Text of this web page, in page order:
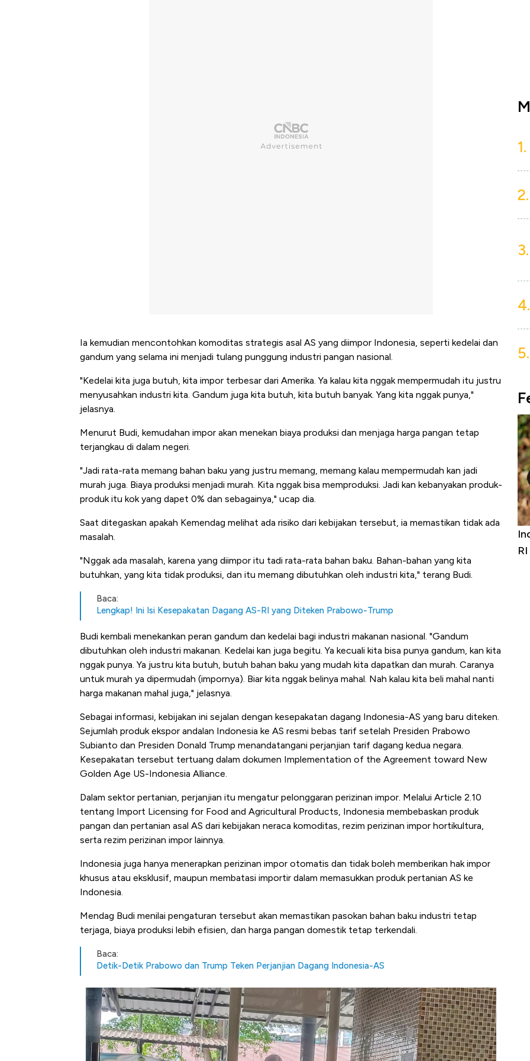
Ia kemudian mencontohkan komoditas strategis asal AS yang diimpor Indonesia, seperti kedelai dan
gandum yang selama ini menjadi tulang punggung industri pangan nasional.
"Kedelai kita juga butuh, kita impor terbesar dari Amerika. Ya kalau kita nggak mempermudah itu justru
menyusahkan industri kita. Gandum juga kita butuh, kita butuh banyak. Yang kita nggak punya,"
jelasnya.
Menurut Budi, kemudahan impor akan menekan biaya produksi dan menjaga harga pangan tetap
terjangkau di dalam negeri.
"Jadi rata-rata memang bahan baku yang justru memang, memang kalau mempermudah kan jadi
murah juga. Biaya produksi menjadi murah. Kita nggak bisa memproduksi. Jadi kan kebanyakan produk-
produk itu kok yang dapet 0% dan sebagainya," ucap dia.
Saat ditegaskan apakah Kemendag melihat ada risiko dari kebijakan tersebut, ia memastikan tidak ada
masalah.
"Nggak ada masalah, karena yang diimpor itu tadi rata-rata bahan baku. Bahan-bahan yang kita
butuhkan, yang kita tidak produksi, dan itu memang dibutuhkan oleh industri kita," terang Budi.
Baca:
Lengkap! Ini Isi Kesepakatan Dagang AS-RI yang Diteken Prabowo-Trump
Budi kembali menekankan peran gandum dan kedelai bagi industri makanan nasional. "Gandum
dibutuhkan oleh industri makanan. Kedelai kan juga begitu. Ya kecuali kita bisa punya gandum, kan kita
nggak punya. Ya justru kita butuh, butuh bahan baku yang mudah kita dapatkan dan murah. Caranya
untuk murah ya dipermudah (impornya). Biar kita nggak belinya mahal. Nah kalau kita beli mahal nanti
harga makanan mahal juga," jelasnya.
Sebagai informasi, kebijakan ini sejalan dengan kesepakatan dagang Indonesia-AS yang baru diteken.
Sejumlah produk ekspor andalan Indonesia ke AS resmi bebas tarif setelah Presiden Prabowo
Subianto dan Presiden Donald Trump menandatangani perjanjian tarif dagang kedua negara.
Kesepakatan tersebut tertuang dalam dokumen Implementation of the Agreement toward New
Golden Age US-Indonesia Alliance.
Dalam sektor pertanian, perjanjian itu mengatur pelonggaran perizinan impor. Melalui Article 2.10
tentang Import Licensing for Food and Agricultural Products, Indonesia membebaskan produk
pangan dan pertanian asal AS dari kebijakan neraca komoditas, rezim perizinan impor hortikultura,
serta rezim perizinan impor lainnya.
Indonesia juga hanya menerapkan perizinan impor otomatis dan tidak boleh memberikan hak impor
khusus atau eksklusif, maupun membatasi importir dalam memasukkan produk pertanian AS ke
Indonesia.
Mendag Budi menilai pengaturan tersebut akan memastikan pasokan bahan baku industri tetap
terjaga, biaya produksi lebih efisien, dan harga pangan domestik tetap terkendali.
Baca:
Detik-Detik Prabowo dan Trump Teken Perjanjian Dagang Indonesia-AS
1.
2.
3.
4.
5.
RI